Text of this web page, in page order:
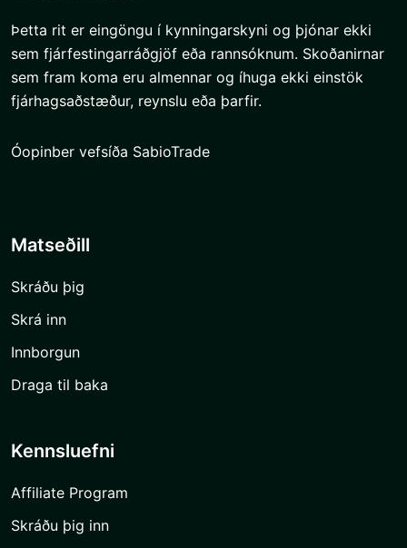
Þetta rit er eingöngu í kynningarskyni og þjónar ekki
sem fjárfestingarráðgjöf eða rannsóknum. Skoðanirnar
sem fram koma eru almennar og íhuga ekki einstök
fjárhagsaðstæður, reynslu eða þarfir.
Óopinber vefsíða SabioTrade
Matseðill
Skráðu þig
Skrá inn
Innborgun
Draga til baka
Kennsluefni
Affiliate Program
Skráðu þig inn